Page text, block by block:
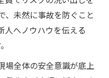
、未然に事故を防ぐこと
人へノウハウを伝える
場全体の安全意識が底上